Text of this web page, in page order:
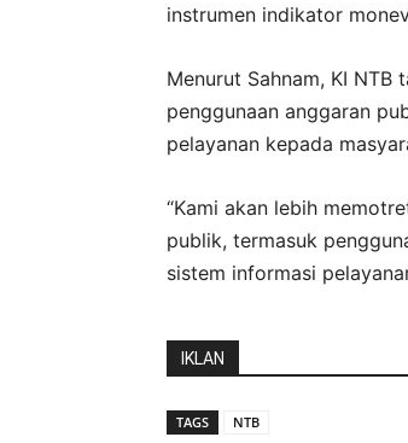
instrumen indikator
Menurut Sahnam, KI
penggunaan anggaran
pelayanan kepada
“Kami akan lebih
publik, termasuk
sistem informasi
IKLAN
TAGS NTB